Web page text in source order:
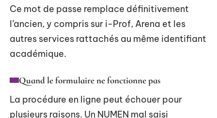
Ce mot de passe remplace définitivement
l’ancien, y compris sur i-Prof, Arena et les
autres services rattachés au même identifiant
académique.
Quand le formulaire ne fonctionne pas
La procédure en ligne peut échouer pour
plusieurs raisons. Un NUMEN mal saisi